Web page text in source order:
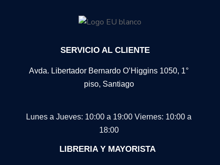
SERVICIO AL CLIENTE
Avda. Libertador Bernardo O’Higgins 1050, 1°
piso, Santiago
Lunes a Jueves: 10:00 a 19:00 Viernes: 10:00 a
18:00
LIBRERIA Y MAYORISTA